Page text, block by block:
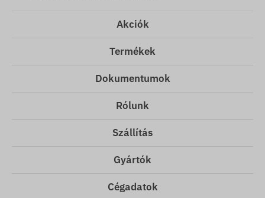
Akciók
Termékek
Dokumentumok
Rólunk
Szállítás
Gyártók
Cégadatok